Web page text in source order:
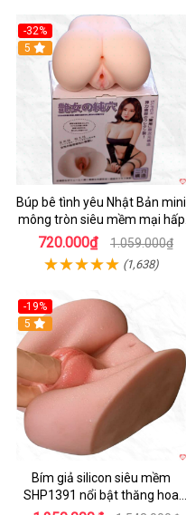
-32%
Hot
5
Búp bê tình yêu Nhật Bản mini
mông tròn siêu mềm mại hấp
dẫn
720.000₫ 1.059.000₫
(1,638)
-19%
Hot
5
Bím giả silicon siêu mềm
SHP1391 nổi bật thăng hoa
hoàn hảo